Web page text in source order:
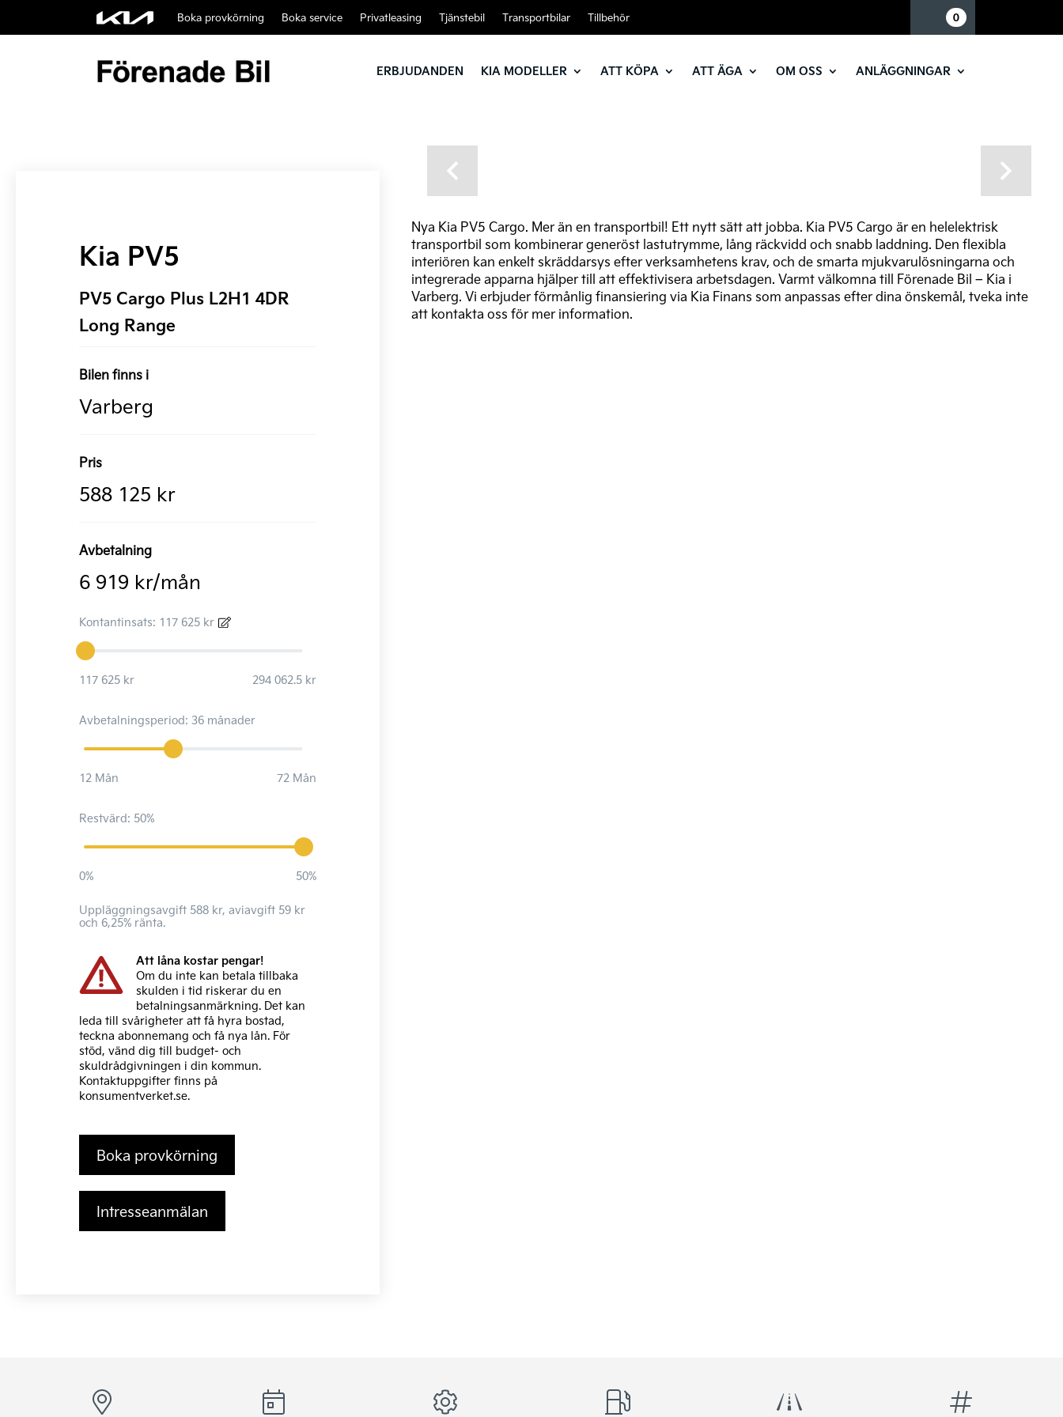
Boka provkörning Boka service Privatleasing Tjänstebil Transportbilar Tillbehör 0
ERBJUDANDEN KIA MODELLER ATT KÖPA ATT ÄGA OM OSS ANLÄGGNINGAR
Kia PV5
PV5 Cargo Plus L2H1 4DR
Long Range
Bilen finns i
Varberg
Pris
588 125 kr
Avbetalning
6 919 kr/mån
Kontantinsats: 117 625 kr
117 625 kr 294 062.5 kr
Avbetalningsperiod: 36 månader
12 Mån 72 Mån
Restvärd: 50%
0% 50%
Uppläggningsavgift 588 kr, aviavgift 59 kr
och 6,25% ränta.
Att låna kostar pengar!
Om du inte kan betala tillbaka
skulden i tid riskerar du en
betalningsanmärkning. Det kan
leda till svårigheter att få hyra bostad,
teckna abonnemang och få nya lån. För
stöd, vänd dig till budget- och
skuldrådgivningen i din kommun.
Kontaktuppgifter finns på
konsumentverket.se.
Boka provkörning
Intresseanmälan
Previous Next
Nya Kia PV5 Cargo. Mer än en transportbil! Ett nytt sätt att jobba. Kia PV5 Cargo är en helelektrisk
transportbil som kombinerar generöst lastutrymme, lång räckvidd och snabb laddning. Den flexibla
interiören kan enkelt skräddarsys efter verksamhetens krav, och de smarta mjukvarulösningarna och
integrerade apparna hjälper till att effektivisera arbetsdagen. Varmt välkomna till Förenade Bil – Kia i
Varberg. Vi erbjuder förmånlig finansiering via Kia Finans som anpassas efter dina önskemål, tveka inte
att kontakta oss för mer information.